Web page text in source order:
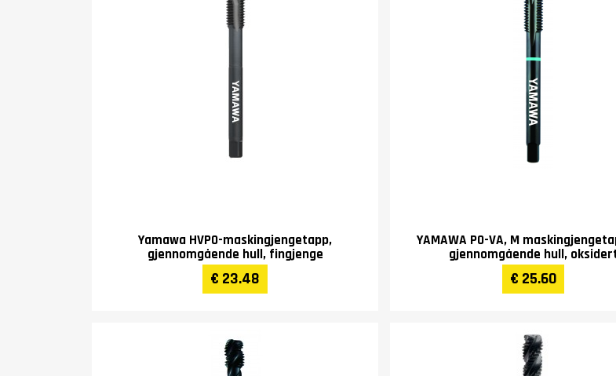
Yamawa HVPO-maskingjengetapp,
gjennomgående hull, fingjenge
€ 23.48
YAMAWA PO-VA, M
gjennomgående hull,
€ 25.60